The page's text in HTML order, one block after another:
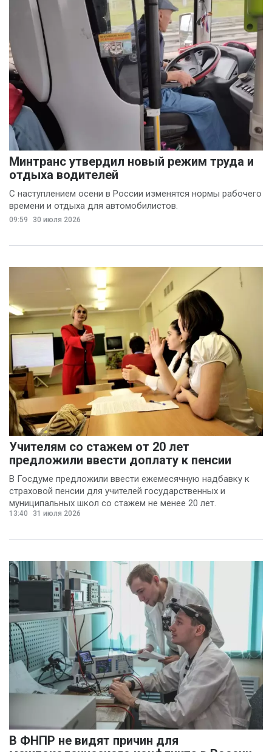
Минтранс утвердил новый режим труда и
отдыха водителей
С наступлением осени в России изменятся нормы рабочего
времени и отдыха для автомобилистов.
09:59 30 июля 2026
Учителям со стажем от 20 лет
предложили ввести доплату к пенсии
В Госдуме предложили ввести ежемесячную надбавку к
страховой пенсии для учителей государственных и
муниципальных школ со стажем не менее 20 лет.
13:40 31 июля 2026
В ФНПР не видят причин для